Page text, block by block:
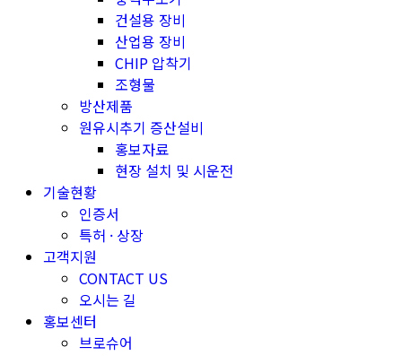
건설용 장비
산업용 장비
CHIP 압착기
조형물
방산제품
원유시추기 증산설비
홍보자료
현장 설치 및 시운전
기술현황
인증서
특허 · 상장
고객지원
CONTACT US
오시는 길
홍보센터
브로슈어